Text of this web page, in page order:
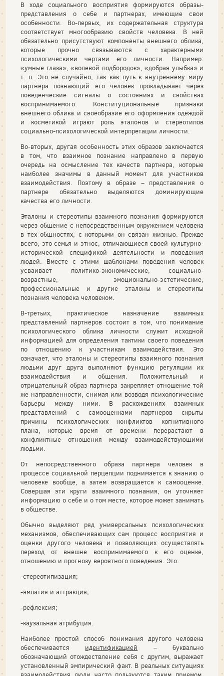
В ходе социального восприятия формируются образы-
представления о себе и партнерах, имеющие свои
особенности. Во-первых, их содержательная структура
соответствует многообразию свойств человека. В ней
обязательно присутствуют компоненты внешнего облика,
которые прочно связываются с характерными
психологическими чертами его личности. Например:
«умные глаза», «волевой подбородок», «добрая улыбка» и
т. п. Это не случайно, так как путь к внутреннему миру
партнера познающий его человек прокладывает через
поведенческие сигналы о состояниях и свойствах
воспринимаемого. Конституциональные признаки
внешнего облика и своеобразие его оформления одеждой
и косметикой играют роль эталонов и стереотипов
социально-психологической интерпретации личности.
Во-вторых, другая особенность этих образов заключается
в том, что взаимное познание направлено в первую
очередь на осмысление тех качеств партнера, которые
наиболее значимы в данный момент для участников
взаимодействия. Поэтому в образе – представления о
партнере обязательно выделяются доминирующие
качества его личности.
Эталоны и стереотипы взаимного познания формируются
через общение с непосредственным окружением человека
в тех общностях, с которыми он связан жизнью. Прежде
всего, это семья и этнос, отличающиеся своей культурно-
исторической спецификой деятельности и поведения
людей. Вместе с этими шаблонами поведения человек
усваивает политико-экономические, социально-
возрастные, эмоционально-эстетические,
профессиональные и другие эталоны и стереотипы
познания человека человеком.
В-третьих, практическое назначение взаимных
представлений партнеров состоит в том, что понимание
психологического облика личности служит исходной
информацией для определения тактики своего поведения
по отношению к участникам взаимодействия. Это
означает, что эталоны и стереотипы взаимного познания
людьми друг друга выполняют функцию регуляции их
взаимодействия и общения. Положительный и
отрицательный образ партнера закрепляет отношение той
же направленности, снимая или возводя психологические
барьеры между ними. В расхождениях взаимных
представлений с самооценками партнеров скрыты
причины психологических конфликтов когнитивного
плана, которые время от времени перерастают в
конфликтные отношения между взаимодействующими
людьми.
От непосредственного образа партнера человек в
процессе социальной перцепции поднимается к знанию о
человеке вообще, а затем возвращается к самооценке.
Совершая эти круги взаимного познания, он уточняет
информацию о себе и о том месте, которое может занимать
в обществе.
Обычно выделяют ряд универсальных психологических
механизмов, обеспечивающих сам процесс восприятия и
оценки другого человека и позволяющих осуществлять
переход от внешне воспринимаемого к его оценке,
отношению и прогнозу вероятного поведения. Это:
-стереотипизация;
-эмпатия и аттракция;
-рефлексия;
-каузальная атрибуция.
Наиболее простой способ понимания другого человека
обеспечивается идентификацией – буквально
обозначающий отождествление себя с другим, выражает
установленный эмпирический факт. В реальных ситуациях